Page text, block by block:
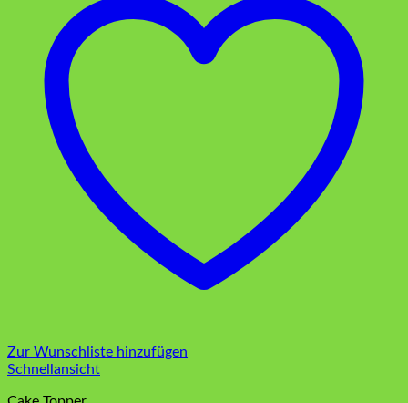
Zur Wunschliste hinzufügen
Schnellansicht